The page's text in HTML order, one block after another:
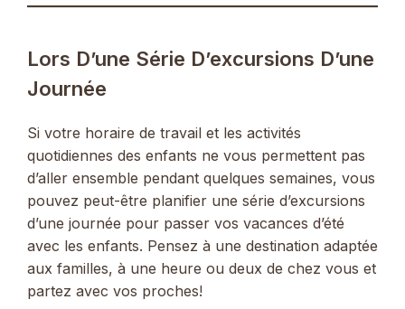
Lors D’une Série D’excursions D’une
Journée
Si votre horaire de travail et les activités
quotidiennes des enfants ne vous permettent pas
d’aller ensemble pendant quelques semaines, vous
pouvez peut-être planifier une série d’excursions
d’une journée pour passer vos vacances d’été
avec les enfants. Pensez à une destination adaptée
aux familles, à une heure ou deux de chez vous et
partez avec vos proches!